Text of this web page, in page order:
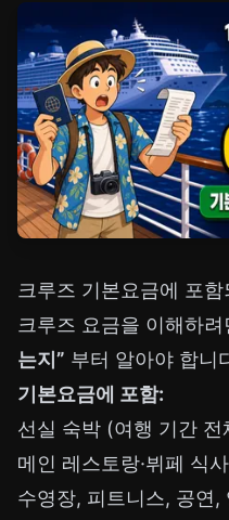
크루즈 기본요금에 포
크루즈 요금을 이해하려
는지” 부터 알아야 합니
기본요금에 포함:
선실 숙박 (여행 기간 전
메인 레스토랑·뷔페 식
수영장, 피트니스, 공연,